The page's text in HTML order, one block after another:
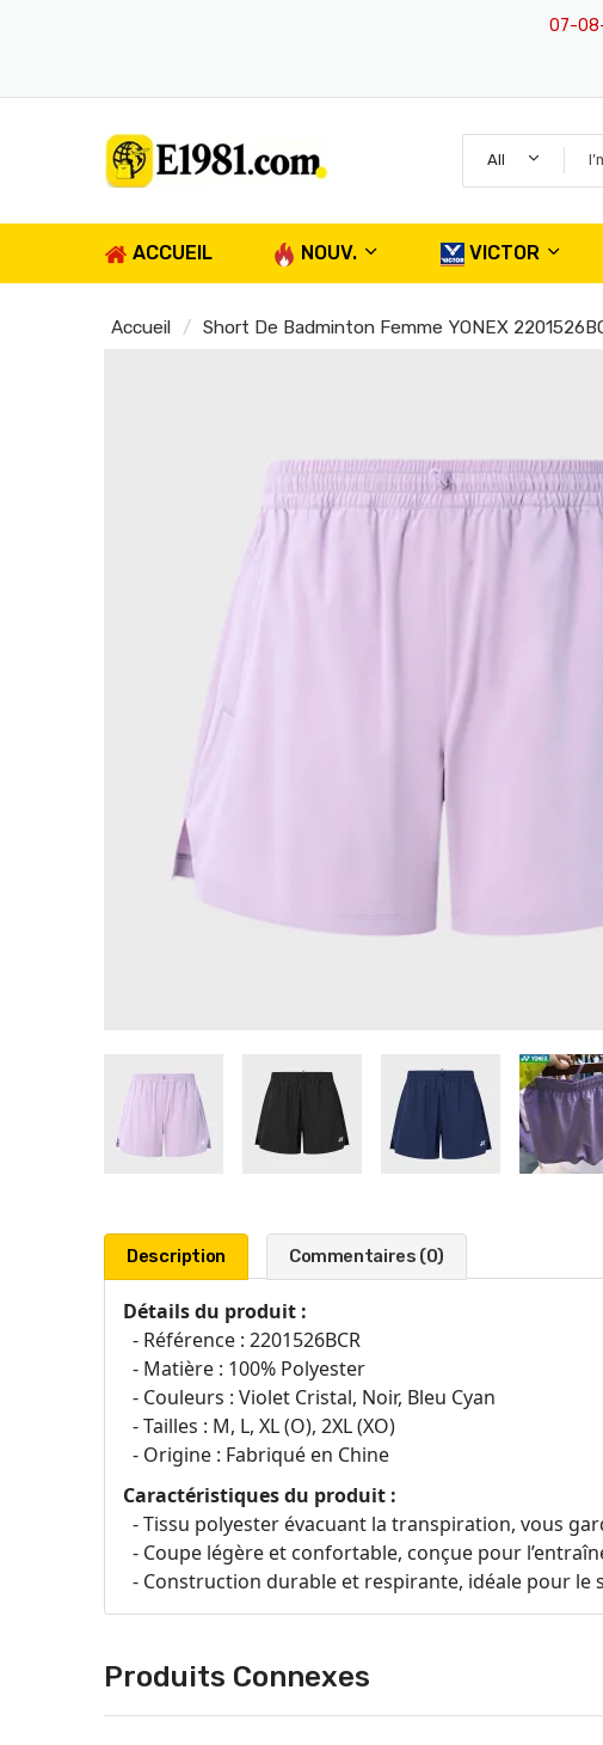
07-08-2026:
All
ACCUEIL NOUV. VICTOR
Accueil Short De Badminton Femme YONEX
Description Commentaires (0)
Détails du produit :
- Référence : 2201526BCR
- Matière : 100% Polyester
- Couleurs : Violet Cristal, Noir, Bleu Cyan
- Tailles : M, L, XL (O), 2XL (XO)
- Origine : Fabriqué en Chine
Caractéristiques du produit :
- Tissu polyester évacuant la transpiration, vous
- Coupe légère et confortable, conçue pour
- Construction durable et respirante, idéale pour
Produits Connexes